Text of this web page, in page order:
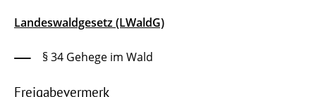
Landeswaldgesetz (LWaldG)
§ 34 Gehege im Wald
Freigabevermerk